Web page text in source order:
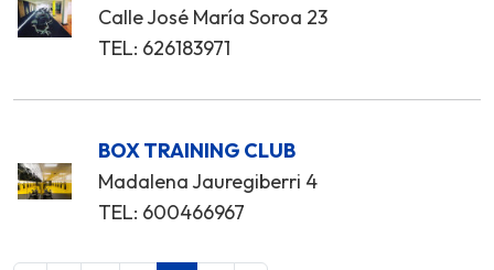
Calle José María Soroa 23
TEL: 626183971
BOX TRAINING CLUB
Madalena Jauregiberri 4
TEL: 600466967